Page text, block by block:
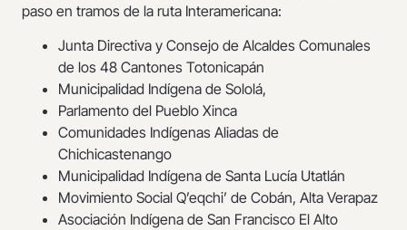
paso en tramos de la ruta Interamericana:
Junta Directiva y Consejo de Alcaldes Comunales
de los 48 Cantones Totonicapán
Municipalidad Indígena de Sololá,
Parlamento del Pueblo Xinca
Comunidades Indígenas Aliadas de
Chichicastenango
Municipalidad Indígena de Santa Lucía Utatlán
Movimiento Social Q’eqchi’ de Cobán, Alta Verapaz
Asociación Indígena de San Francisco El Alto